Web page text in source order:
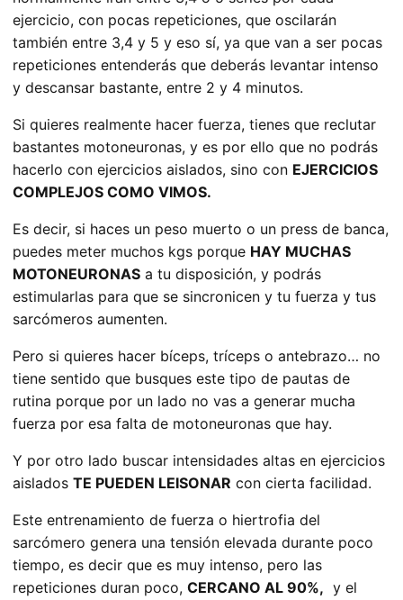
ejercicio, con pocas repeticiones, que oscilarán
también entre 3,4 y 5 y eso sí, ya que van a ser pocas
repeticiones entenderás que deberás levantar intenso
y descansar bastante, entre 2 y 4 minutos.
Si quieres realmente hacer fuerza, tienes que reclutar
bastantes motoneuronas, y es por ello que no podrás
hacerlo con ejercicios aislados, sino con EJERCICIOS
COMPLEJOS COMO VIMOS.
Es decir, si haces un peso muerto o un press de banca,
puedes meter muchos kgs porque HAY MUCHAS
MOTONEURONAS a tu disposición, y podrás
estimularlas para que se sincronicen y tu fuerza y tus
sarcómeros aumenten.
Pero si quieres hacer bíceps, tríceps o antebrazo… no
tiene sentido que busques este tipo de pautas de
rutina porque por un lado no vas a generar mucha
fuerza por esa falta de motoneuronas que hay.
Y por otro lado buscar intensidades altas en ejercicios
aislados TE PUEDEN LEISONAR con cierta facilidad.
Este entrenamiento de fuerza o hiertrofia del
sarcómero genera una tensión elevada durante poco
tiempo, es decir que es muy intenso, pero las
repeticiones duran poco, CERCANO AL 90%, y el